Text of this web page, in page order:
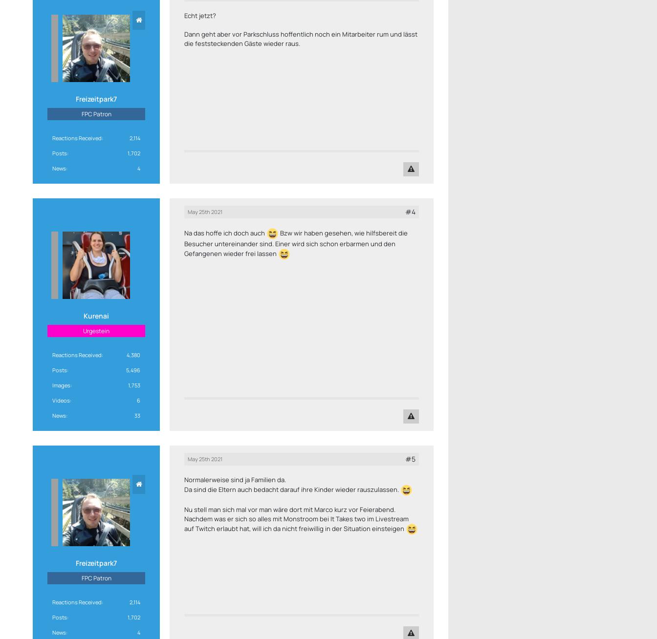
Freizeitpark7
FPC Patron
Reactions Received 2,114
Posts 1,702
News 4
Echt jetzt?
Dann geht aber vor Parkschluss hoffentlich noch ein Mitarbeiter rum und lässt
die feststeckenden Gäste wieder raus.
Kurenai
Urgestein
Reactions Received 4,380
Posts 5,496
Images 1,753
Videos 6
News 33
May 25th 2021 #4
Na das hoffe ich doch auch
Bzw wir haben gesehen, wie hilfsbereit die
Besucher untereinander sind. Einer wird sich schon erbarmen und den
Gefangenen wieder frei lassen
Freizeitpark7
FPC Patron
Reactions Received 2,114
Posts 1,702
News 4
May 25th 2021 #5
Normalerweise sind ja Familien da.
Da sind die Eltern auch bedacht darauf ihre Kinder wieder rauszulassen.
Nu stell man sich mal vor man wäre dort mit Marco kurz vor Feierabend.
Nachdem was er sich so alles mit Monstroom bei It Takes two im Livestream
auf Twitch erlaubt hat, will ich da nicht freiwillig in der Situation einsteigen